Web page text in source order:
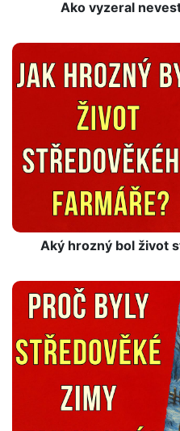
Ako vyzeral
Aký hrozný bol život